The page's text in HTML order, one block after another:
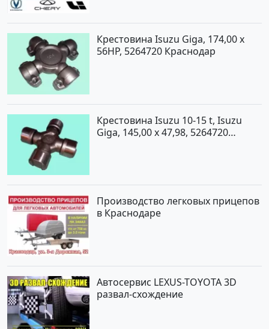
Крестовина Isuzu Giga, 174,00 x
56HP, 5264720 Краснодар
Крестовина Isuzu 10-15 t, Isuzu
Giga, 145,00 x 47,98, 5264720
Производство легковых прицепов
в Краснодаре
Автосервис LEXUS-TOYOTA 3D
развал-схождение